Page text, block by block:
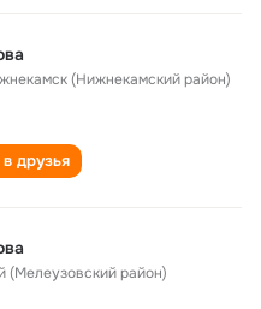
(Нижнекамский район)
друзья
(Мелеузовский район)